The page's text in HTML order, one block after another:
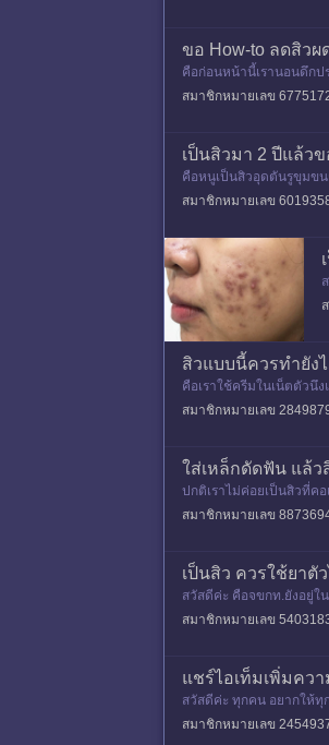
ขอ How-to ลดสิว
คือก่อนหน้านี้เรานอนดึก
ำสกินแคร์ตั้งแต
สมาชิกหมายเลข
เป็นสิวมา 2 ปีแล้ว
คือหนูเป็นสิวอุดตันรูขุมขน
นะนำหน่อยนะคะ
สมาชิกหมายเลข
สิวแบบนี้ควรทำยัง
คือเราใช้ครีมในเน็ตตัวนึ
ดำๆด้วย
สมาชิกหมายเลข
ใส่เหล็กดัดฟัน แล้
ปกติเราไม่ค่อยเป็นสิวที่ค
สมาชิกหมายเลข
เป็นสิว ควรใช้ยาตั
สวัสดีค่ะ คือจขกท.ยังอยู่ใ
าะ
สมาชิกหมายเลข
แชร์ไอเท็มเพิ่มคว
สวัสดีค่ะ ทุกคน อยากให้ทุ
ป็นด้วยกรรม
สมาชิกหมายเลข